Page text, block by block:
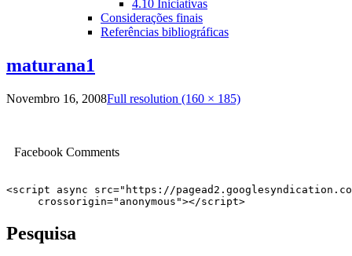
4.10 Iniciativas
Considerações finais
Referências bibliográficas
maturana1
Novembro 16, 2008Full resolution (160 × 185)
Facebook Comments
<script async src="https://
     crossorigin="anonymous"></script>
Pesquisa